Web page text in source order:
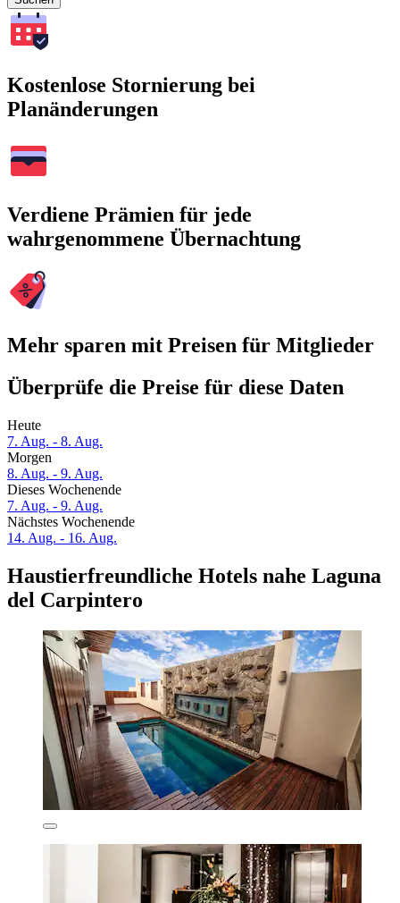
Kostenlose Stornierung bei
Planänderungen
Verdiene Prämien für jede
wahrgenommene Übernachtung
Mehr sparen mit Preisen für Mitglieder
Überprüfe die Preise für diese Daten
Heute
7. Aug. - 8. Aug.
Morgen
8. Aug. - 9. Aug.
Dieses Wochenende
7. Aug. - 9. Aug.
Nächstes Wochenende
14. Aug. - 16. Aug.
Haustierfreundliche Hotels nahe Laguna
del Carpintero